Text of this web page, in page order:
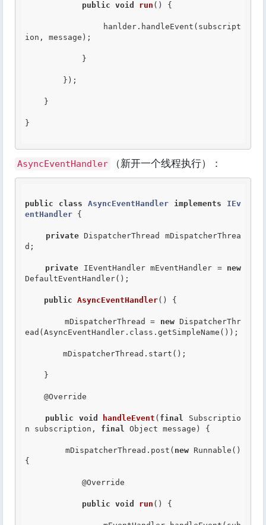
public void run () {
ion, message);
}
AsyncEventHandler （新开一个线程执行）：
public class AsyncEventHandler implements
IEv
entHandler {
private DispatcherThread mDispatcherThrea
d;
private IEventHandler mEventHandler = new
DefaultEventHandler();
public AsyncEventHandler() {
        mDispatcherThread =
new DispatcherThr
ead(AsyncEventHandler.class.getSimpleName());
@Override
public void handleEvent ( final Subscriptio
n subscription, final Object message) {
        mDispatcherThread.post(
new Runnable()
{
@Override
public void run () {